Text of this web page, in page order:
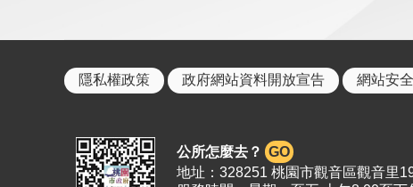
隱私權政策 政府網站資料開放宣告 網站安
公所怎麼去？ GO
地址：328251 桃園市觀音區觀音里